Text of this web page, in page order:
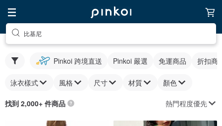
比基尼
Pinkoi 跨境直送 Pinkoi 嚴選 免運商品 折扣商
泳衣樣式 風格 尺寸 材質 顏色
找到 2,000+ 件商品 熱門程度優先